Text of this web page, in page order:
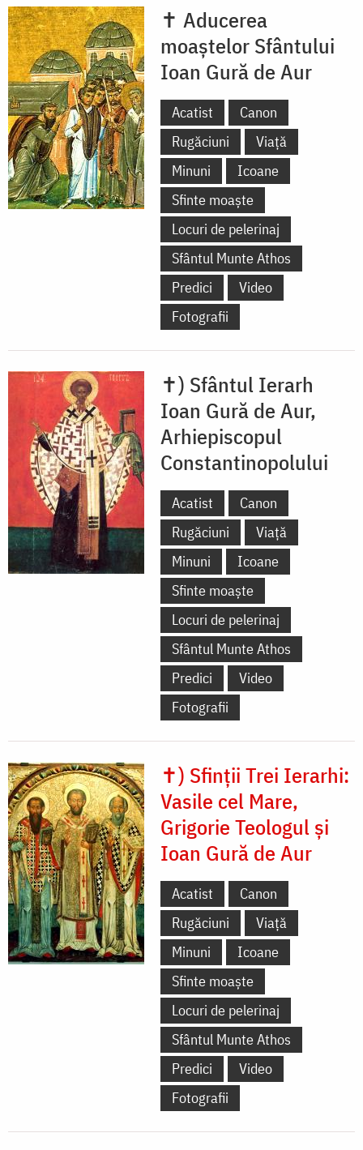
✝ Aducerea
moaștelor Sfântului
Ioan Gură de Aur
Acatist
Canon
Rugăciuni
Viață
Minuni
Icoane
Sfinte moaște
Locuri de pelerinaj
Sfântul Munte Athos
Predici
Video
Fotografii
✝) Sfântul Ierarh
Ioan Gură de Aur,
Arhiepiscopul
Constantinopolului
Acatist
Canon
Rugăciuni
Viață
Minuni
Icoane
Sfinte moaște
Locuri de pelerinaj
Sfântul Munte Athos
Predici
Video
Fotografii
✝) Sfinții Trei Ierarhi:
Vasile cel Mare,
Grigorie Teologul și
Ioan Gură de Aur
Acatist
Canon
Rugăciuni
Viață
Minuni
Icoane
Sfinte moaște
Locuri de pelerinaj
Sfântul Munte Athos
Predici
Video
Fotografii